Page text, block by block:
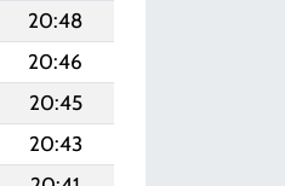
20:48
20:46
20:45
20:43